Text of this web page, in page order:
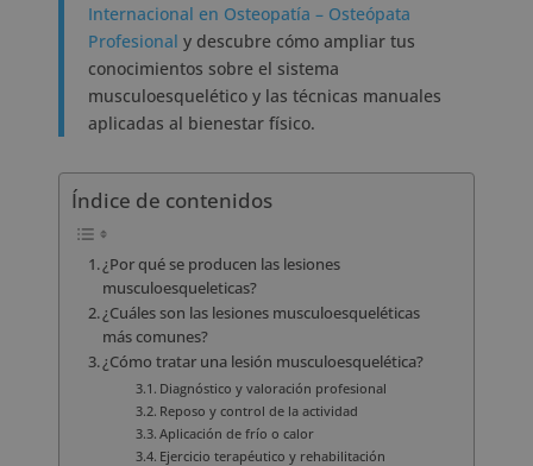
Internacional en Osteopatía – Osteópata
Profesional y descubre cómo ampliar tus
conocimientos sobre el sistema
musculoesquelético y las técnicas manuales
aplicadas al bienestar físico.
Índice de contenidos
¿Por qué se producen las lesiones
musculoesqueleticas?
¿Cuáles son las lesiones musculoesqueléticas
más comunes?
¿Cómo tratar una lesión musculoesquelética?
Diagnóstico y valoración profesional
Reposo y control de la actividad
Aplicación de frío o calor
Ejercicio terapéutico y rehabilitación